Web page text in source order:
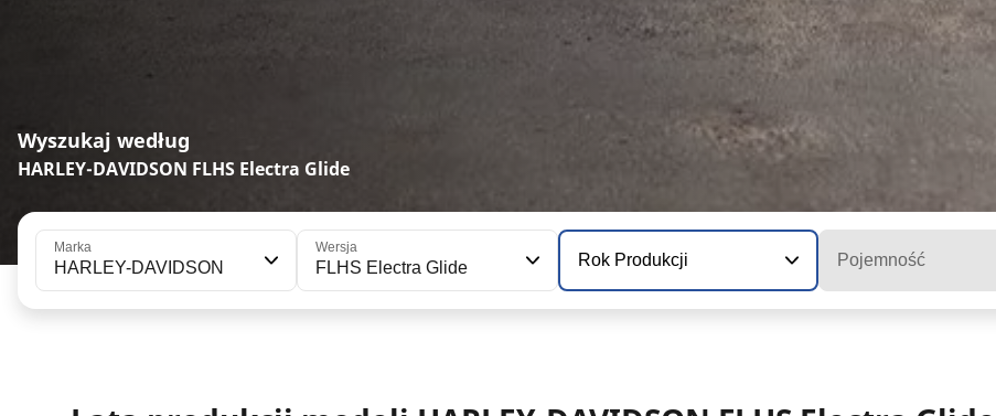
Wyszukaj według
HARLEY-DAVIDSON FLHS Electra Glide
Marka
HARLEY-DAVIDSON
Wersja
FLHS Electra Glide Rok Produkcji Pojemność